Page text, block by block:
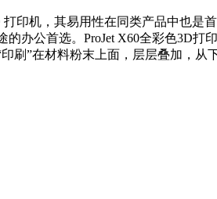
印机，其易用性在同类产品中也
办公首选。ProJet X60全彩色3D
刷”在材料粉末上面，层层叠加，从